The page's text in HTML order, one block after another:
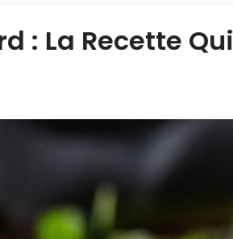
: La Recette Qui